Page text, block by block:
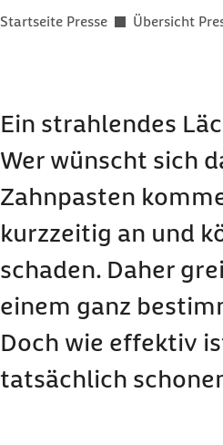
Sie befinden sich hier:
Startseite Presse Übersicht
Ein strahlendes
Wer wünscht sich
Zahnpasten
kurzzeitig an und
schaden. Daher
einem ganz
Doch wie effektiv
tatsächlich